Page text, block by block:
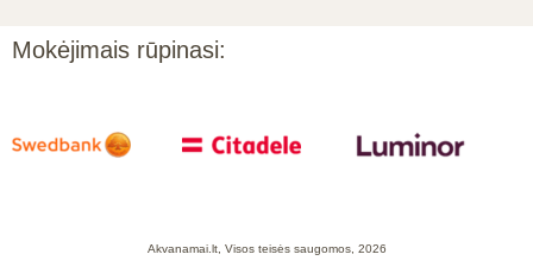
Mokėjimais rūpinasi:
Akvanamai.lt, Visos teisės saugomos, 2026